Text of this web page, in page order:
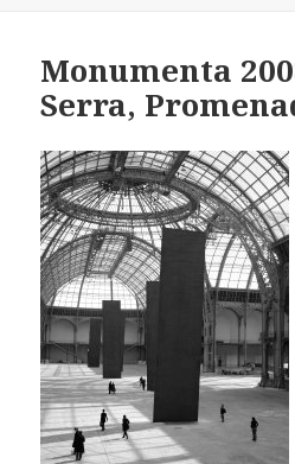
Monumenta
Serra,